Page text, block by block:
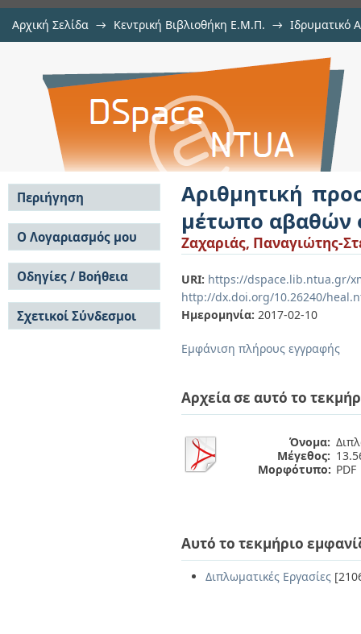
Αρχική Σελίδα → Κεντρική Βιβλιοθήκη Ε.Μ.Π. → Ιδρυματικό
Αριθμητική προσομοίωση της
σηράγγων
Αριθμητική
μέτωπο αβαθών
Ζαχαριάς, Παναγιώτης-
URI: https://dspace.lib.ntua.gr/
http://dx.doi.org/10.26240/
Ημερομηνία: 2017-02-10
Εμφάνιση πλήρους εγγραφής
Αρχεία σε αυτό το
Όνομα:
Μέγεθος:
Μορφότυπο: PDF
Αυτό το τεκμήριο
Διπλωματικές Εργασίες
Περιήγηση
Σε όλο το DSpace
Κοινότητες & Συλλογές
Ανά Ημερομηνία
Έκδοσης
Συγγραφείς
Τίτλοι
Θέματα
Ο Λογαριασμός μου
Σύνδεση
Εγγραφή
Οδηγίες / Βοήθεια
Οδηγίες Υποβολής
Οδηγίες Χρήσης ΙΑ
Συχνές Ερωτήσεις
Σχετικοί Σύνδεσμοι